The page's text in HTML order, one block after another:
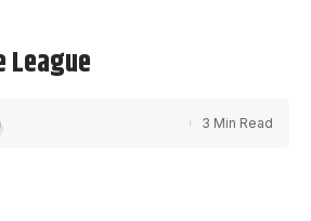
League
3 Min Read